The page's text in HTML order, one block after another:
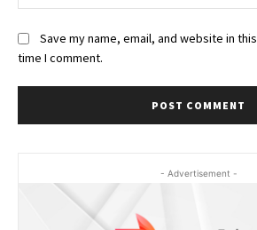
Save my name, email, and website in
time I comment.
- Advertisement -